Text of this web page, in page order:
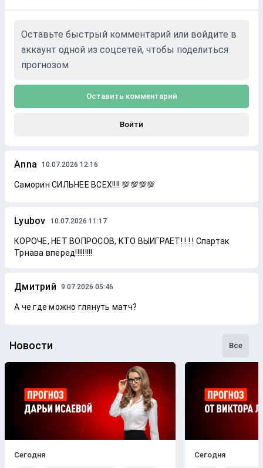
Оставьте быстрый комментарий или войдите в
аккаунт одной из соцсетей, чтобы поделиться
прогнозом
Войти
Оставить комментарий
Anna 10.07.2026 12:16
Саморин СИЛЬНЕЕ ВСЕХ!!!! 💯💯💯💯
Lyubov 10.07.2026 11:17
КОРОЧЕ, НЕТ ВОПРОСОВ, КТО ВЫИГРАЕТ! ! ! ! Спартак
Трнава вперед!!!!!!!!!
Дмитрий 9.07.2026 05:46
А че где можно глянуть матч?
Новости Все
Сегодня
Сегодня